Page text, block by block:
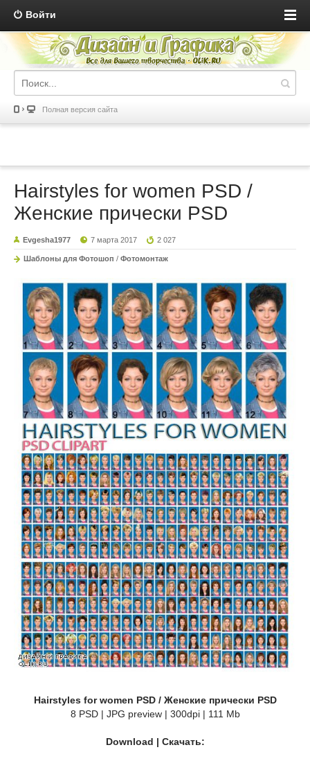
Войти
Полная версия сайта
Hairstyles for women PSD /
Женские прически PSD
Evgesha1977 7 марта 2017 2 027
Шаблоны для Фотошоп / Фотомонтаж
Hairstyles for women PSD / Женские прически PSD
8 PSD | JPG preview | 300dpi | 111 Mb
Download | Скачать: